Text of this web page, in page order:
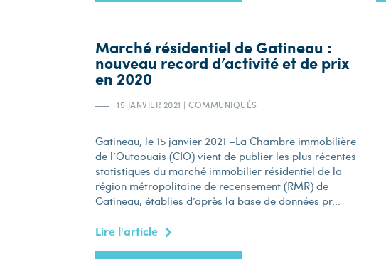
Marché résidentiel de Gatineau :
nouveau record d’activité et de prix
en 2020
15 JANVIER 2021 | COMMUNIQUÉS
Gatineau, le 15 janvier 2021 –La Chambre immobilière
de l’Outaouais (CIO) vient de publier les plus récentes
statistiques du marché immobilier résidentiel de la
région métropolitaine de recensement (RMR) de
Gatineau, établies d’après la base de données pr...
Lire l'article